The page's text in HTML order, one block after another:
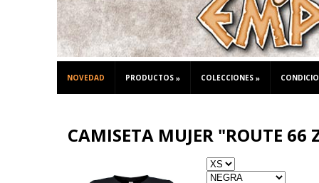
NOVEDAD PRODUCTOS » COLECCIONES »
CAMISETA MUJER "ROUTE